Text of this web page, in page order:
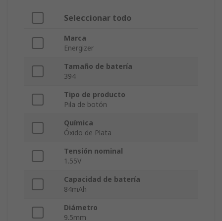
Seleccionar todo
Marca
Energizer
Tamaño de batería
394
Tipo de producto
Pila de botón
Química
Óxido de Plata
Tensión nominal
1.55V
Capacidad de batería
84mAh
Diámetro
9.5mm